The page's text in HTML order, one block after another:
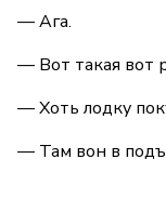
— Ага.
— Вот такая вот
— Хоть лодку
— Там вон в